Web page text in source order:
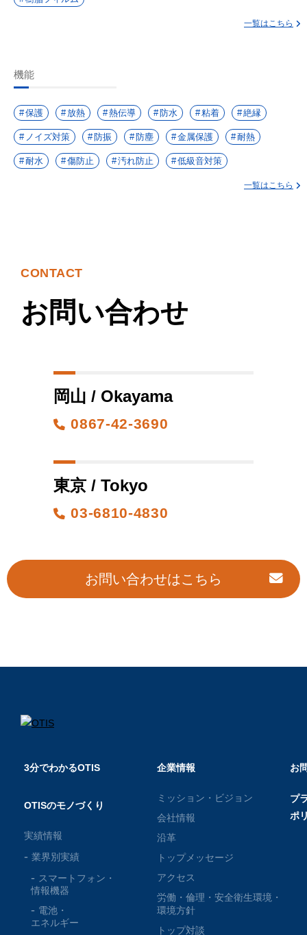
一覧はこちら
機能
保護 放熱 熱伝導 防水 粘着 絶縁
ノイズ対策 防振 防塵 金属保護 耐熱
耐水 傷防止 汚れ防止 低級音対策
一覧はこちら
CONTACT
お問い合わせ
岡山 / Okayama
0867-42-3690
東京 / Tokyo
03-6810-4830
お問い合わせはこちら
3分でわかるOTIS
OTISのモノづくり
実績情報
業界別実績
スマートフォン・
情報機器
電池・
エネルギー
企業情報
ミッション・ビジョン
会社情報
沿革
トップメッセージ
アクセス
労働・倫理・安全衛生環境・
環境方針
トップ対談
お
プ
ポ